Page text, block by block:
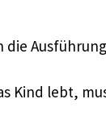
Kind lebt,